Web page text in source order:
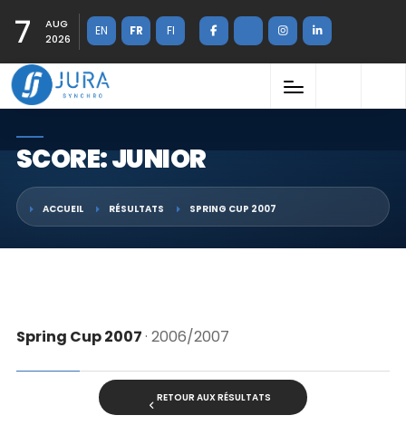
7
AUG
2026
EN FR FI
SCORE: JUNIOR
ACCUEIL RÉSULTATS SPRING CUP 2007
Spring Cup 2007· 2006/2007
RETOUR AUX RÉSULTATS